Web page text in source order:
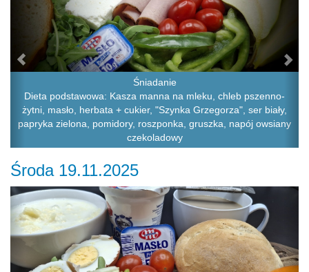
Śniadanie
Dieta podstawowa: Kasza manna na mleku, chleb pszenno-
żytni, masło, herbata + cukier, "Szynka Grzegorza", ser biały,
papryka zielona, pomidory, roszponka, gruszka, napój owsiany
czekoladowy
Środa 19.11.2025
Previous